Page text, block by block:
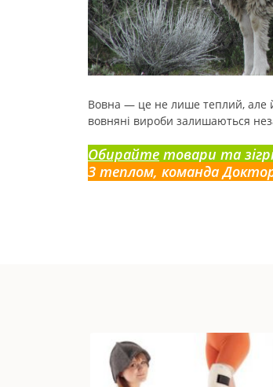
Вовна — це не лише теплий, але й
вовняні вироби залишаються
Обирайте товари та
З теплом, команда